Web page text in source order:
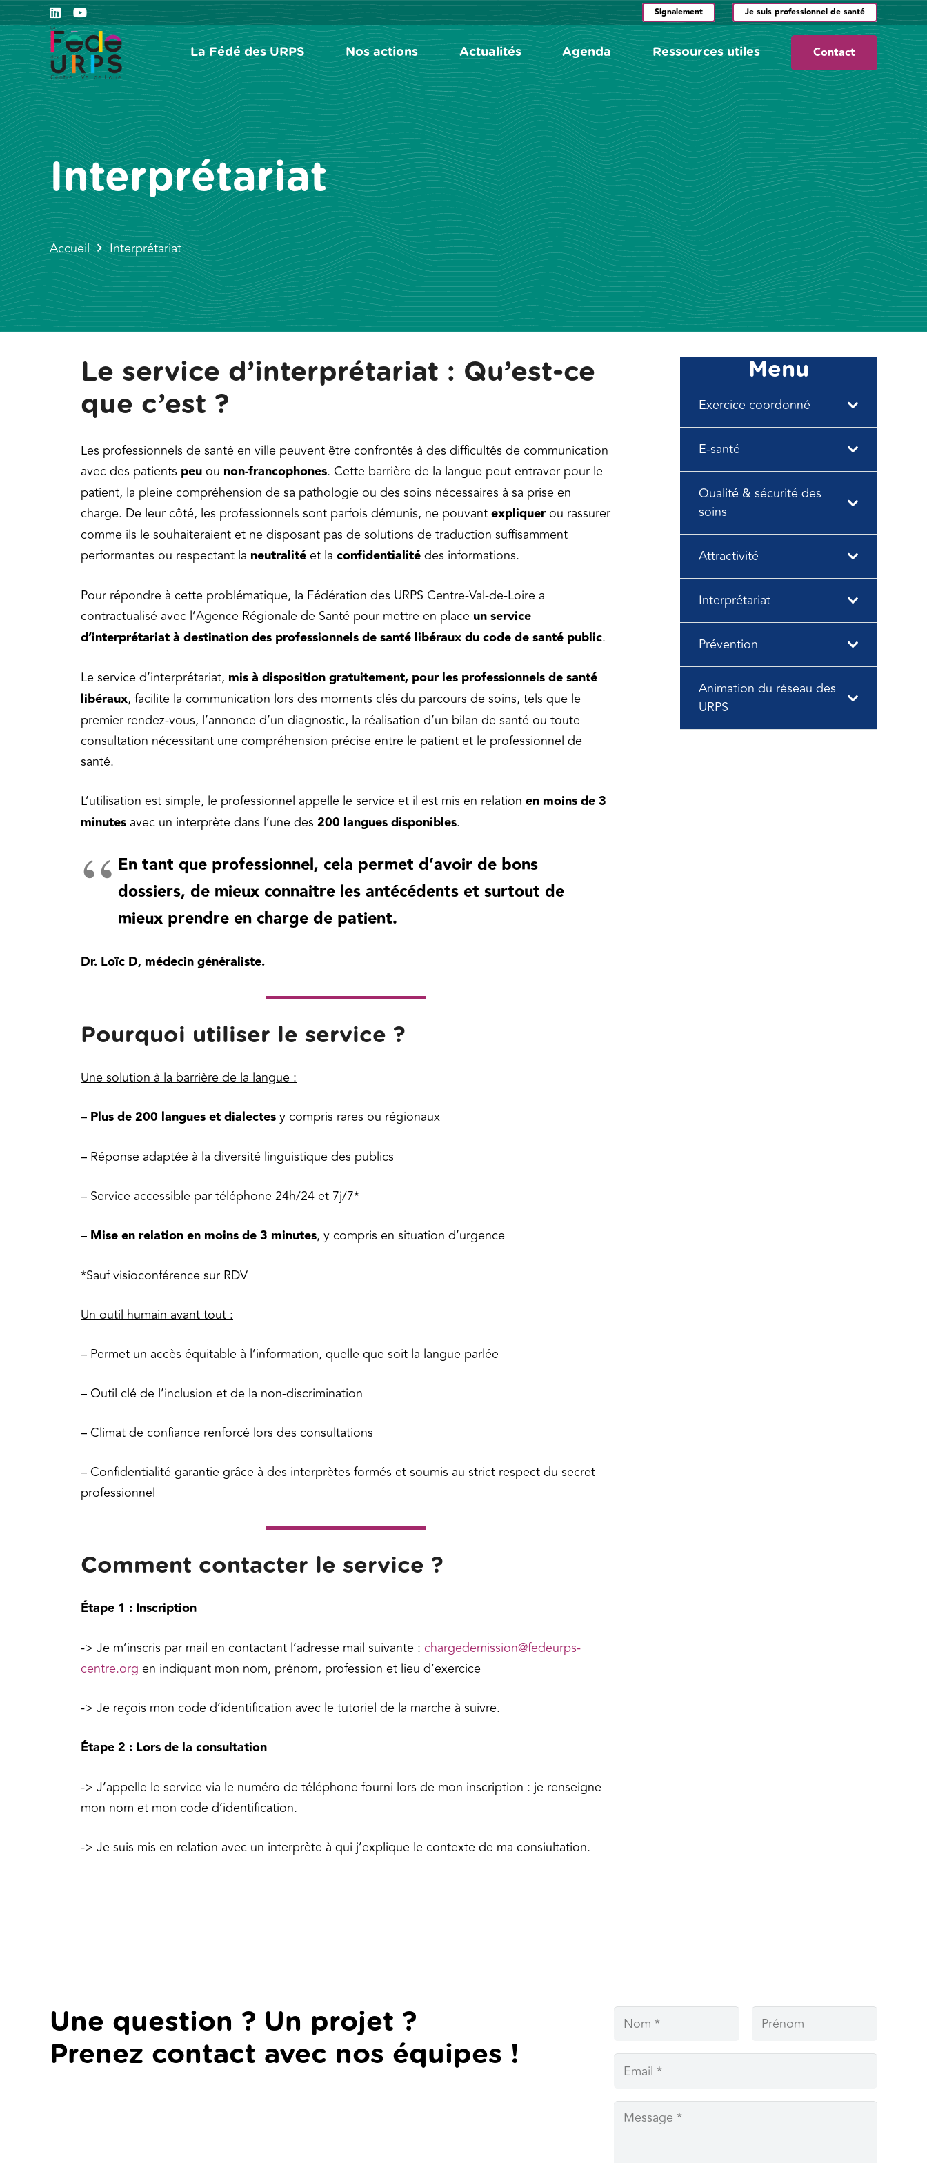
Signalement Je suis professionnel de santé
La Fédé des URPS Nos actions Actualités Agenda Ressources utiles Contact
Interprétariat
Accueil Interprétariat
Le service d’interprétariat : Qu’est-ce
que c’est ?
Les professionnels de santé en ville peuvent être confrontés à des difficultés de communication
avec des patients peuou non-francophones. Cette barrière de la langue peut entraver pour le
patient, la pleine compréhension de sa pathologie ou des soins nécessaires à sa prise en
charge. De leur côté, les professionnels sont parfois démunis, ne pouvantexpliquerou rassurer
comme ils le souhaiteraient et ne disposant pas de solutions de traduction suffisamment
performantes ou respectant la neutralité et la confidentialitédes informations.
Pour répondre à cette problématique, la Fédération des URPS Centre-Val-de-Loire a
contractualisé avec l’Agence Régionale de Santé pour mettre en place un service
d’interprétariat à destination des professionnels de santé libéraux du code de santé public.
Le service d’interprétariat, mis à disposition gratuitement, pour les professionnels de santé
libéraux, facilite la communication lors des moments clés du parcours de soins, tels que le
premier rendez-vous, l’annonce d’un diagnostic, la réalisation d’un bilan de santé ou toute
consultation nécessitant une compréhension précise entre le patient et le professionnel de
santé.
L’utilisation est simple, le professionnel appelle le service et il est mis en relation en moins de 3
minutes avec un interprète dans l’une des 200 langues disponibles.
En tant que professionnel, cela permet d’avoir de bons
dossiers, de mieux connaitre les antécédents et surtout de
mieux prendre en charge de patient.
Dr. Loïc D, médecin généraliste.
Pourquoi utiliser le service ?
Une solution à la barrière de la langue :
– Plus de 200 langues et dialectesy compris rares ou régionaux
– Réponse adaptée à la diversité linguistique des publics
– Service accessible par téléphone 24h/24 et 7j/7*
– Mise en relation en moins de 3 minutes, y compris en situation d’urgence
*Sauf visioconférence sur RDV
Un outil humain avant tout :
– Permet un accès équitable à l’information, quelle que soit la langue parlée
– Outil clé de l’inclusion et de la non-discrimination
– Climat de confiance renforcé lors des consultations
– Confidentialité garantie grâce à des interprètes formés et soumis au strict respect du secret
professionnel
Comment contacter le service ?
Étape 1 : Inscription
-> Je m’inscris par mail en contactant l’adresse mail suivante : chargedemission@fedeurps-
centre.org en indiquant mon nom, prénom, profession et lieu d’exercice
-> Je reçois mon code d’identification avec le tutoriel de la marche à suivre.
Étape 2 : Lors de la consultation
-> J’appelle le service via le numéro de téléphone fourni lors de mon inscription : je renseigne
mon nom et mon code d’identification.
-> Je suis mis en relation avec un interprète à qui j’explique le contexte de ma consiultation.
Menu
Exercice coordonné
E-santé
Qualité & sécurité des
soins
Attractivité
Interprétariat
Prévention
Animation du réseau des
URPS
Une question ? Un projet ?
Prenez contact avec nos équipes !